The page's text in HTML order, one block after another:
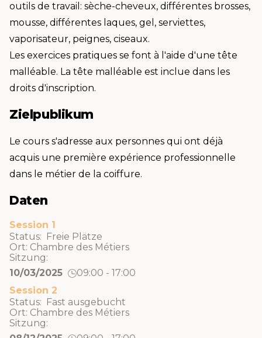
outils de travail: sèche-cheveux, différentes brosses,
mousse, différentes laques, gel, serviettes,
vaporisateur, peignes, ciseaux.
Les exercices pratiques se font à l'aide d'une tête
malléable. La tête malléable est inclue dans les
droits d'inscription.
Zielpublikum
Le cours s'adresse aux personnes qui ont déjà
acquis une première expérience professionnelle
dans le métier de la coiffure.
Daten
Session 1
Status: Freie Plätze
Ort: Chambre des Métiers
Sitzung:
10/03/2025
09:00 - 17:00
Session 2
Status: Fast ausgebucht
Ort: Chambre des Métiers
Sitzung: